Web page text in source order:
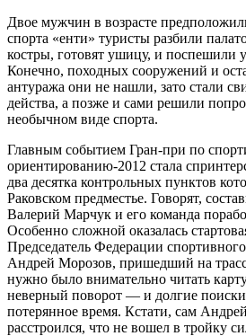
Двое мужчин в возрасте
спорта «енти» туристы разбили
костры, готовят ушицу, и поспешили
Конечно, походных сооружений и
антуража они не нашли, зато стали
действа, а позже и сами решили
необычном виде спорта.
Главным событием Гран-при по
ориентированию-2012 стала
два десятка контрольных пунктов
Раковском предместье. Говорят,
Валерий Марчук и его команда
Особенно сложной оказалась
Председатель Федерации
Андрей Морозов, пришедший на
нужно было внимательно читать
неверный поворот — и долгие
потерянное время. Кстати, сам
расстроился, что не вошел в тройку